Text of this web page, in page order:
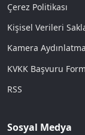
Çerez Politikası
Kişisel Verileri
Kamera
KVKK Başvuru
RSS
Sosyal Medya